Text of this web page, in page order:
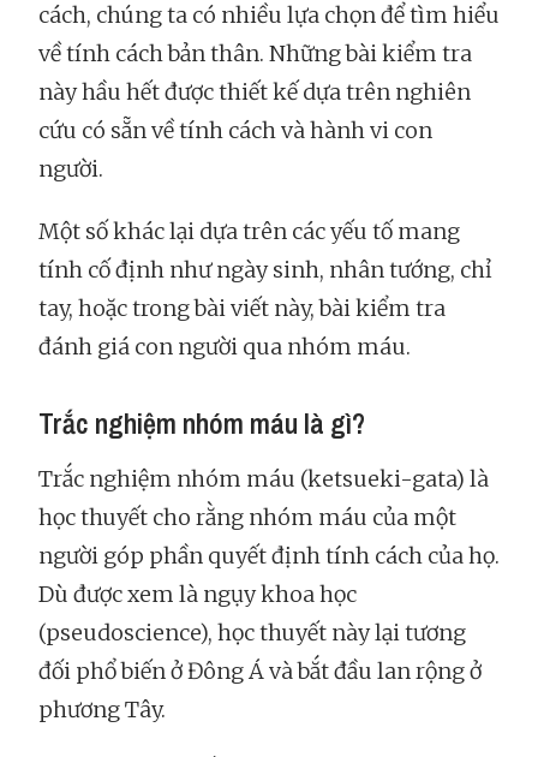
cách, chúng ta có nhiều lựa chọn để tìm hiểu
về tính cách bản thân. Những bài kiểm tra
này hầu hết được thiết kế dựa trên nghiên
cứu có sẵn về tính cách và hành vi con
người.
Một số khác lại dựa trên các yếu tố mang
tính cố định như ngày sinh, nhân tướng, chỉ
tay, hoặc trong bài viết này, bài kiểm tra
đánh giá con người qua nhóm máu.
Trắc nghiệm nhóm máu là gì?
Trắc nghiệm nhóm máu (ketsueki-gata) là
học thuyết cho rằng nhóm máu của một
người góp phần quyết định tính cách của họ.
Dù được xem là ngụy khoa học
(pseudoscience), học thuyết này lại tương
đối phổ biến ở Đông Á và bắt đầu lan rộng ở
phương Tây.